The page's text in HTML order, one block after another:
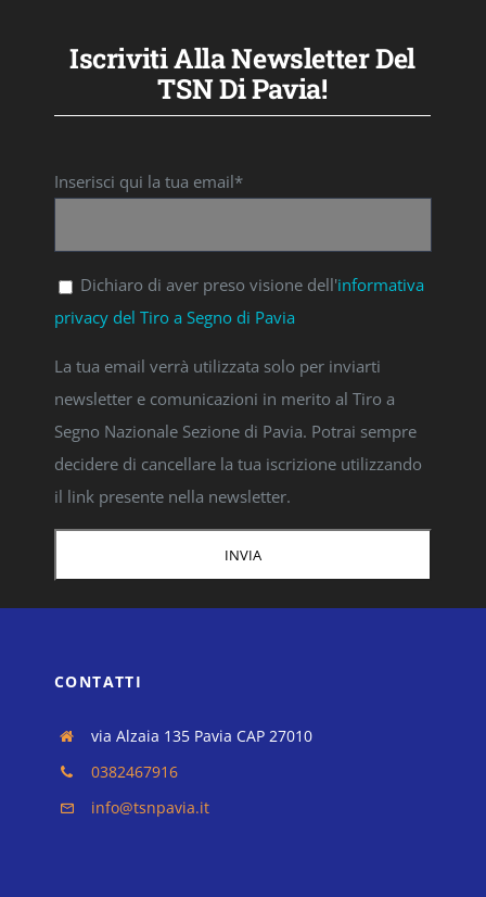
Iscriviti Alla Newsletter Del
TSN Di Pavia!
Inserisci qui la tua email*
Dichiaro di aver preso visione dell'informativa
privacy del Tiro a Segno di Pavia
La tua email verrà utilizzata solo per inviarti
newsletter e comunicazioni in merito al Tiro a
Segno Nazionale Sezione di Pavia. Potrai sempre
decidere di cancellare la tua iscrizione utilizzando
il link presente nella newsletter.
CONTATTI
via Alzaia 135 Pavia CAP 27010
0382467916
info@tsnpavia.it